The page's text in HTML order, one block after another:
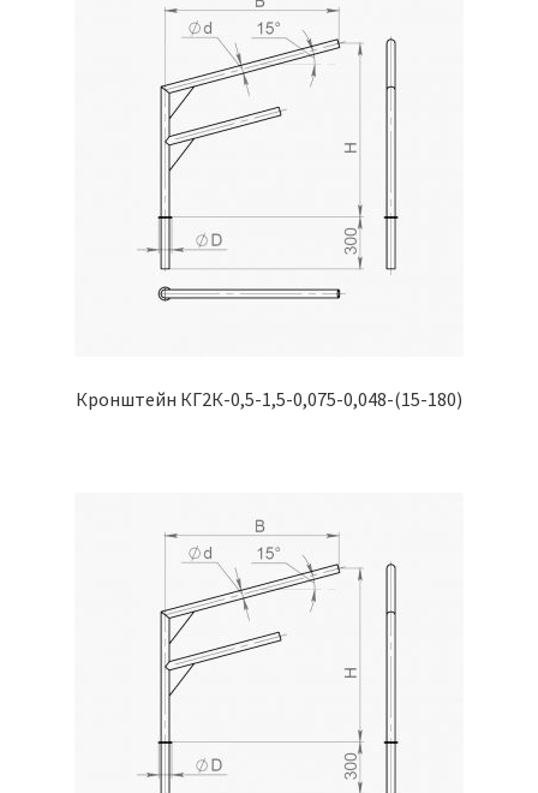
Кронштейн КГ2К-0,5-1,5-0,075-0,048-(15-180)